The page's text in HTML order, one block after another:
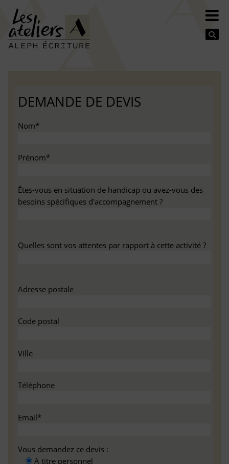
DEMANDE DE DEVIS
Nom*
Prénom*
Êtes-vous en situation de handicap ou avez-vous des
besoins spécifiques d'accompagnement ?
Quelles sont vos attentes par rapport à cette activité ?
Adresse postale
Code postal
Ville
Téléphone
Email*
Vous demandez ce devis :
A titre personnel